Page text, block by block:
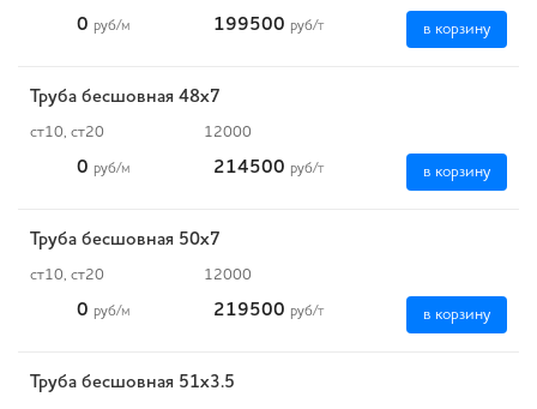
0 руб/м 199500 руб/т в корзину
Труба бесшовная 48х7
ст10, ст20 12000
0 руб/м 214500 руб/т в корзину
Труба бесшовная 50х7
ст10, ст20 12000
0 руб/м 219500 руб/т в корзину
Труба бесшовная 51х3.5